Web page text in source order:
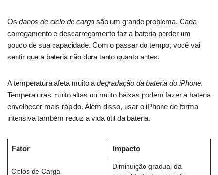
Os danos de ciclo de carga são um grande problema. Cada
carregamento e descarregamento faz a bateria perder um
pouco de sua capacidade. Com o passar do tempo, você vai
sentir que a bateria não dura tanto quanto antes.
A temperatura afeta muito a degradação da bateria do iPhone.
Temperaturas muito altas ou muito baixas podem fazer a bateria
envelhecer mais rápido. Além disso, usar o iPhone de forma
intensiva também reduz a vida útil da bateria.
Fator Impacto
Ciclos de Carga
Diminuição gradual da